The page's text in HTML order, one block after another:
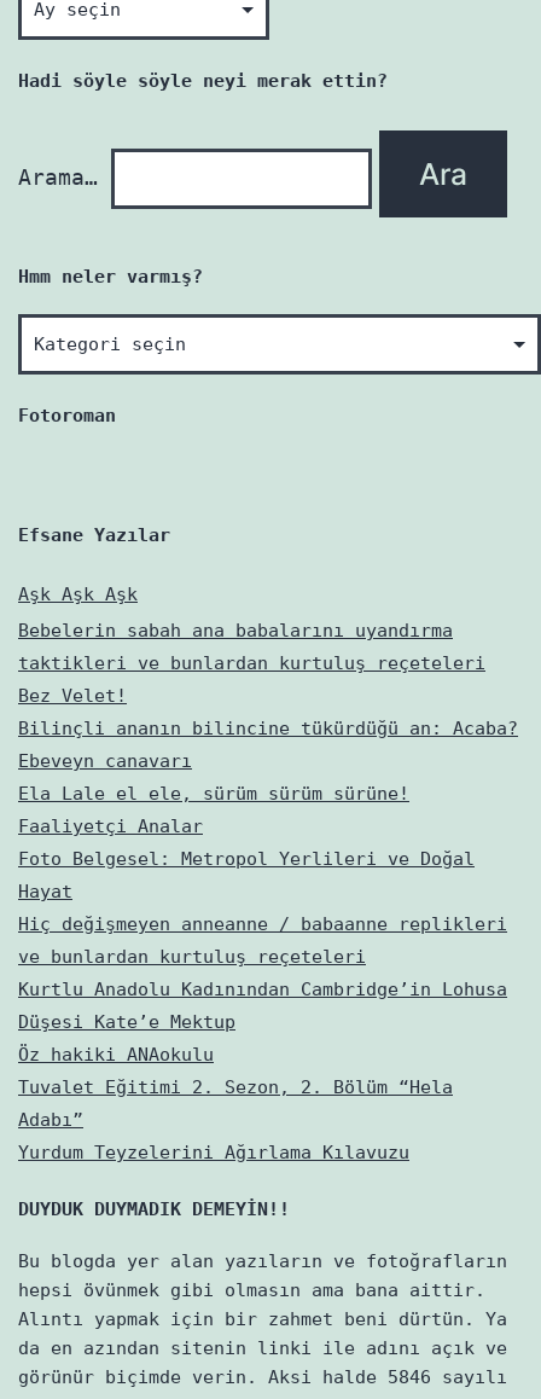
her
yazı
Hadi söyle söyle neyi merak ettin?
Arama…
Hmm neler varmış?
Hmm
neler
varmış?
Fotoroman
Efsane Yazılar
Aşk Aşk Aşk
Bebelerin sabah ana babalarını uyandırma
taktikleri ve bunlardan kurtuluş reçeteleri
Bez Velet!
Bilinçli ananın bilincine tükürdüğü an: Acaba?
Ebeveyn canavarı
Ela Lale el ele, sürüm sürüm sürüne!
Faaliyetçi Analar
Foto Belgesel: Metropol Yerlileri ve Doğal
Hayat
Hiç değişmeyen anneanne / babaanne replikleri
ve bunlardan kurtuluş reçeteleri
Kurtlu Anadolu Kadınından Cambridge’in Lohusa
Düşesi Kate’e Mektup
Öz hakiki ANAokulu
Tuvalet Eğitimi 2. Sezon, 2. Bölüm “Hela
Adabı”
Yurdum Teyzelerini Ağırlama Kılavuzu
DUYDUK DUYMADIK DEMEYİN!!
Bu blogda yer alan yazıların ve fotoğrafların
hepsi övünmek gibi olmasın ama bana aittir.
Alıntı yapmak için bir zahmet beni dürtün. Ya
da en azından sitenin linki ile adını açık ve
görünür biçimde verin. Aksi halde 5846 sayılı